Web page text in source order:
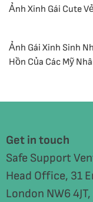
Ảnh Xinh Gái Cute
Ảnh Gái Xinh Sinh
Hồn Của Các Mỹ
Get in touch
Safe Support
Head Office, 31
London NW6